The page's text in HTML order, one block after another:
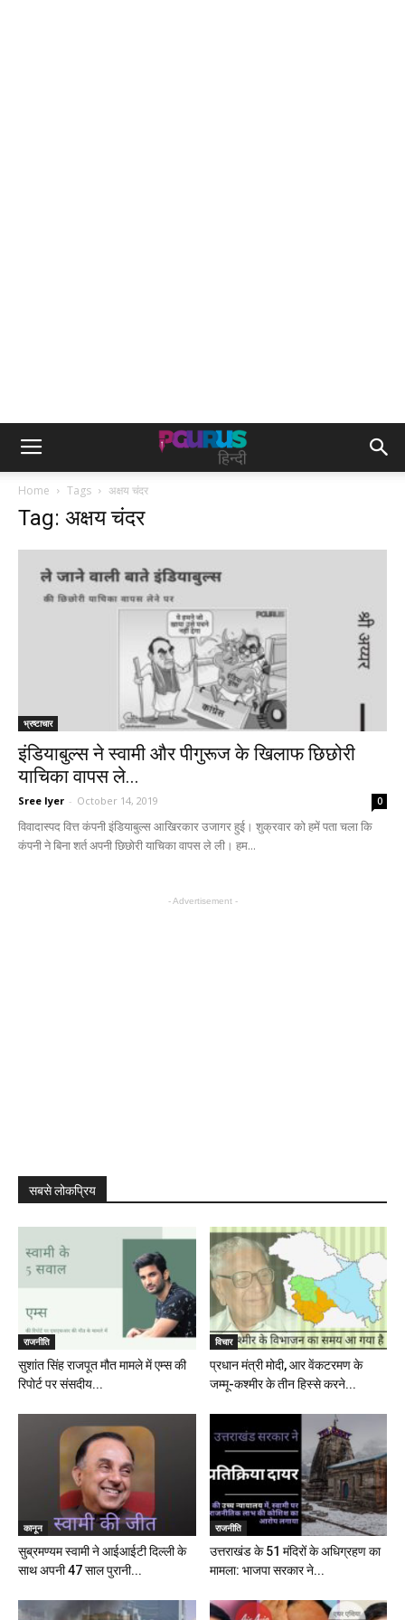
Home Tags अक्षय चंदर
Tag: अक्षय चंदर
भ्रष्टाचार
इंडियाबुल्स ने स्वामी और पीगुरूज के खिलाफ छिछोरी
याचिका वापस ले...
Sree Iyer - October 14, 2019 0
विवादास्पद वित्त कंपनी इंडियाबुल्स आखिरकार उजागर हुई। शुक्रवार को हमें पता चला कि
कंपनी ने बिना शर्त अपनी छिछोरी याचिका वापस ले ली। हम...
- Advertisement -
सबसे लोकप्रिय
राजनीति
सुशांत सिंह राजपूत मौत मामले में एम्स की
रिपोर्ट पर संसदीय...
विचार
प्रधान मंत्री मोदी, आर वेंकटरमण के
जम्मू-कश्मीर के तीन हिस्से करने...
कानून
सुब्रमण्यम स्वामी ने आईआईटी दिल्ली के
साथ अपनी 47 साल पुरानी...
राजनीति
उत्तराखंड के 51 मंदिरों के अधिग्रहण का
मामला: भाजपा सरकार ने...